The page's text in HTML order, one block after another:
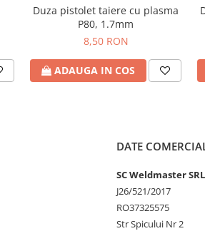
Duza pistolet taiere cu plasma
P80, 1.7mm
8,50 RON
ADAUGA IN COS
DATE
SC Weldmaster SRL
J26/521/2017
RO37325575
Str Spicului Nr 2